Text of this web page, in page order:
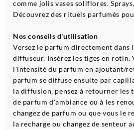
comme jolis vases soliflores.
Découvrez des rituels parfumés
Nos conseils d'utilisation
Versez le parfum directement dans
diffuseur. Insérez les tiges en rotin.
l'intensité du parfum en ajoutant/
parfum se diffuse ensuite par
la diffusion, pensez à retourner les
de parfum d'ambiance ou à les
changez de parfum ou que vous le
la recharge ou changez de senteur